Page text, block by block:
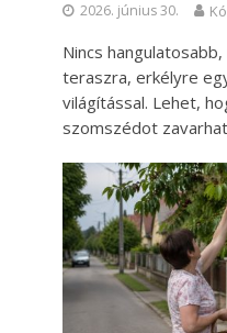
2026. június 30.
Nincs
teraszra, erkélyre
világítással. Lehet,
szomszédot